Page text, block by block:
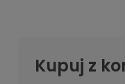
Kupuj z